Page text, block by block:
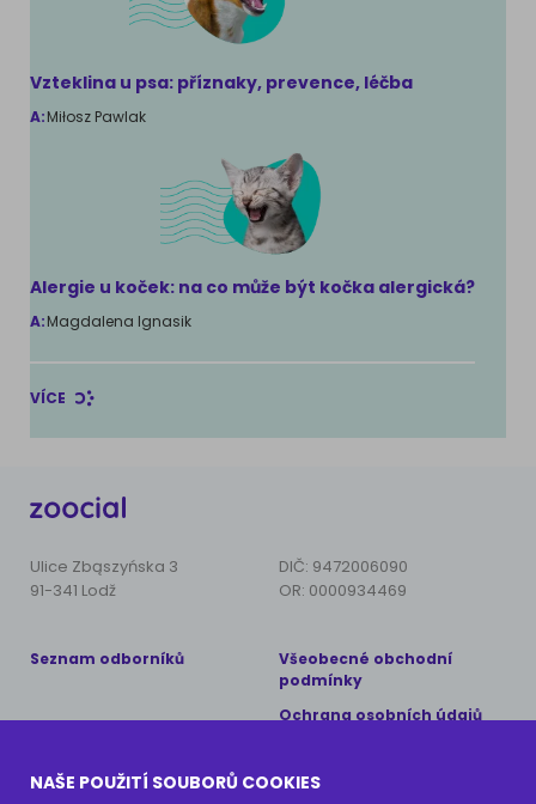
Vzteklina u psa: příznaky, prevence, léčba
A:Miłosz Pawlak
Alergie u koček: na co může být kočka alergická?
A:Magdalena Ignasik
VÍCE
Ulice Zbąszyńska 3
91-341 Lodž
DIČ: 9472006090
OR: 0000934469
Seznam odborníků
Všeobecné obchodní
podmínky
Ochrana osobních údajů
Copyright © 2024 AnimalCare
Všechna práva vyhrazena
NAŠE POUŽITÍ SOUBORŮ COOKIES